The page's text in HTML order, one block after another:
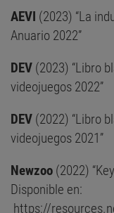
AEVI (2023) “La
Anuario 2022”
DEV (2023) “Libro
videojuegos 2022”
DEV (2022) “Libro
videojuegos 2021”
Newzoo (2022)
Disponible en:
https://